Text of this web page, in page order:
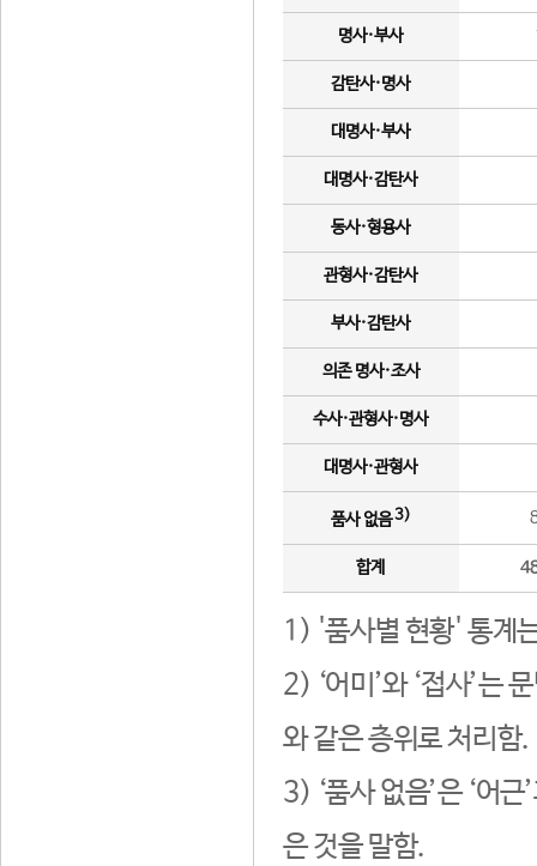
명사·부사
감탄사·명사
대명사·부사
대명사·감탄사
동사·형용사
관형사·감탄사
부사·감탄사
의존 명사·조사
수사·관형사·명사
대명사·관형사
품사 없음3)
합계
1) '품사별 현황' 통계
2) ‘어미’와 ‘접사’는
와 같은 층위로 처리함.
3) ‘품사 없음’은 ‘어
은 것을 말함.